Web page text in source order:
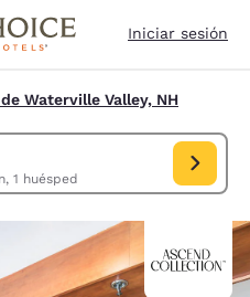
Iniciar sesión
Waterville Valley, NH
1 habitación, 1 huésped
Valley, NH, US. Fecha de check-